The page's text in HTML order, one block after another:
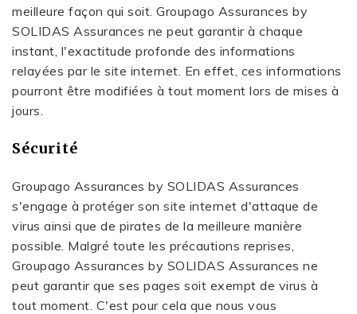
meilleure façon qui soit. Groupago Assurances by
SOLIDAS Assurances ne peut garantir à chaque
instant, l'exactitude profonde des informations
relayées par le site internet. En effet, ces informations
pourront être modifiées à tout moment lors de mises à
jours.
Sécurité
Groupago Assurances by SOLIDAS Assurances
s'engage à protéger son site internet d'attaque de
virus ainsi que de pirates de la meilleure manière
possible. Malgré toute les précautions reprises,
Groupago Assurances by SOLIDAS Assurances ne
peut garantir que ses pages soit exempt de virus à
tout moment. C'est pour cela que nous vous